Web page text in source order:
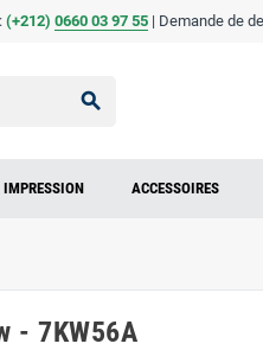
(+212) 0660 03 97 55 | Demande de
search
IMPRESSION ACCESSOIRES
- 7KW56A